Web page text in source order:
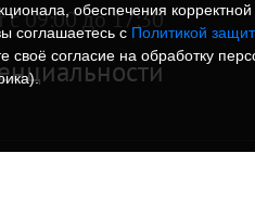
с 09:00 до 17:30
обеспечения
соглашаетесь с Политикой
своё согласие на обработку